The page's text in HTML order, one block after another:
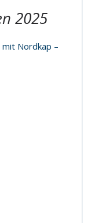
2025
Nordkap –